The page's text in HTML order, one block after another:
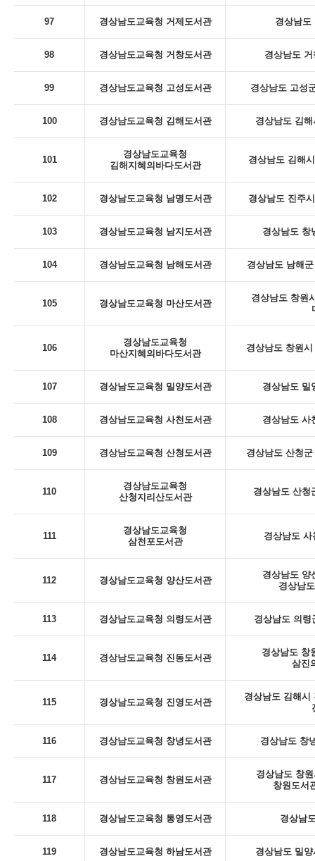
97 경상남도교육청 거제도서관 경상남도
98 경상남도교육청 거창도서관 경상남도
99 경상남도교육청 고성도서관 경상남도 고성
100 경상남도교육청 김해도서관 경상남도 김
101
경상남도교육청
김해지혜의바다도서관
경상남도 김해
102 경상남도교육청 남명도서관 경상남도 진주
103 경상남도교육청 남지도서관 경상남도 창
104 경상남도교육청 남해도서관 경상남도 남해
105 경상남도교육청 마산도서관
경상남도 창원
106
경상남도교육청
마산지혜의바다도서관
경상남도 창원
107 경상남도교육청 밀양도서관 경상남도 밀
108 경상남도교육청 사천도서관 경상남도 사
109 경상남도교육청 산청도서관 경상남도 산청
110
경상남도교육청
산청지리산도서관
경상남도 산청
111
경상남도교육청
삼천포도서관
경상남도 사
112 경상남도교육청 양산도서관
경상남도 양
경상남
113 경상남도교육청 의령도서관 경상남도 의령
114 경상남도교육청 진동도서관
경상남도 창
삼진
115 경상남도교육청 진영도서관
경상남도 김해시
116 경상남도교육청 창녕도서관 경상남도 창
117 경상남도교육청 창원도서관
경상남도 창
창원도서
118 경상남도교육청 통영도서관 경상남
119 경상남도교육청 하남도서관 경상남도 밀